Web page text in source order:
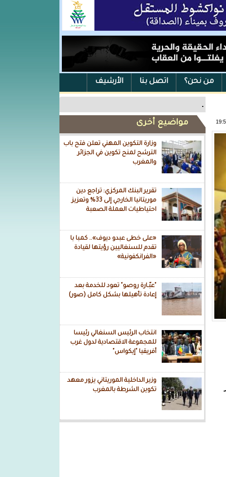
من نحن؟ اتصل بنا الأرشيف
.
مواضيع أخرى
وزارة التكوين المهني تعلن فتح باب
الترشح لمنح تكوين في الجزائر
والمغرب
تقرير البنك المركزي: تراجع دين
موريتانيا الخارجي إلى 33% وتعزيز
احتياطيات العملة الصعبة
«على خطى عبدو ديوف».. كمبا با
تقدم للسنغاليين رؤيتها لقيادة
«الفرانكفونية»
"عبّـارة روصو" تعود للخدمة بعد
إعادة تأهيلها بشكل كامل (صور)
انتخاب الرئيس السنغالي رئيسا
للمجموعة الاقتصادية لدول غرب
أفريقيا "إيكواس"
وزير الداخلية الموريتاني يزور معهد
تكوين الشرطة بالمغرب